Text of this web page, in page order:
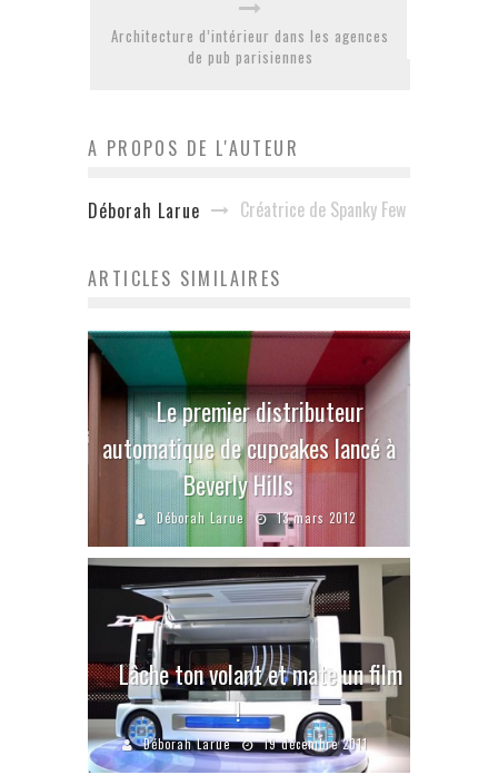
Architecture d’intérieur dans les agences
de pub parisiennes
A PROPOS DE L'AUTEUR
Déborah Larue Créatrice de Spanky Few
ARTICLES SIMILAIRES
Le premier distributeur
automatique de cupcakes lancé à
Beverly Hills
Déborah Larue 13 mars 2012
Lâche ton volant et mate un film
!
Déborah Larue 19 décembre 2011